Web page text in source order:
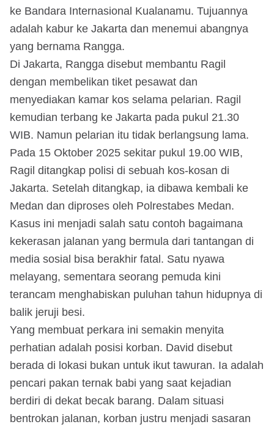
ke Bandara Internasional Kualanamu. Tujuannya
adalah kabur ke Jakarta dan menemui abangnya
yang bernama Rangga.
Di Jakarta, Rangga disebut membantu Ragil
dengan membelikan tiket pesawat dan
menyediakan kamar kos selama pelarian. Ragil
kemudian terbang ke Jakarta pada pukul 21.30
WIB. Namun pelarian itu tidak berlangsung lama.
Pada 15 Oktober 2025 sekitar pukul 19.00 WIB,
Ragil ditangkap polisi di sebuah kos-kosan di
Jakarta. Setelah ditangkap, ia dibawa kembali ke
Medan dan diproses oleh Polrestabes Medan.
Kasus ini menjadi salah satu contoh bagaimana
kekerasan jalanan yang bermula dari tantangan di
media sosial bisa berakhir fatal. Satu nyawa
melayang, sementara seorang pemuda kini
terancam menghabiskan puluhan tahun hidupnya di
balik jeruji besi.
Yang membuat perkara ini semakin menyita
perhatian adalah posisi korban. David disebut
berada di lokasi bukan untuk ikut tawuran. Ia adalah
pencari pakan ternak babi yang saat kejadian
berdiri di dekat becak barang. Dalam situasi
bentrokan jalanan, korban justru menjadi sasaran